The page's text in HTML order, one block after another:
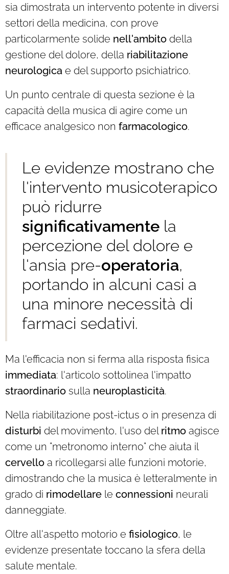
sia dimostrata un intervento potente in diversi
settori della medicina, con prove
particolarmente solide nell'ambito della
gestione del dolore, della riabilitazione
neurologica e del supporto psichiatrico.
Un punto centrale di questa sezione è la
capacità della musica di agire come un
efficace analgesico non farmacologico.
Le evidenze mostrano che
l'intervento musicoterapico
può ridurre
significativamente la
percezione del dolore e
l'ansia pre-operatoria,
portando in alcuni casi a
una minore necessità di
farmaci sedativi.
Ma l'efficacia non si ferma alla risposta fisica
immediata: l'articolo sottolinea l'impatto
straordinario sulla neuroplasticità.
Nella riabilitazione post-ictus o in presenza di
disturbi del movimento, l'uso del ritmo agisce
come un "metronomo interno" che aiuta il
cervello a ricollegarsi alle funzioni motorie,
dimostrando che la musica è letteralmente in
grado di rimodellare le connessioni neurali
danneggiate.
Oltre all'aspetto motorio e fisiologico, le
evidenze presentate toccano la sfera della
salute mentale.